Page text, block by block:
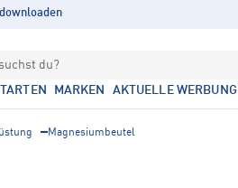
downloaden
du?
MARKEN AKTUELLE WERBUNG
Magnesiumbeutel